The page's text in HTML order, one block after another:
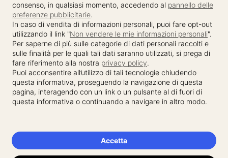
consenso, in qualsiasi momento, accedendo al pannello delle
preferenze pubblicitarie.
In caso di vendita di informazioni personali, puoi fare opt-out
utilizzando il link "Non vendere le mie informazioni personali".
Per saperne di più sulle categorie di dati personali raccolti e
sulle finalità per le quali tali dati saranno utilizzati, si prega di
fare riferimento alla nostra privacy policy.
Puoi acconsentire all’utilizzo di tali tecnologie chiudendo
questa informativa, proseguendo la navigazione di questa
pagina, interagendo con un link o un pulsante al di fuori di
questa informativa o continuando a navigare in altro modo.
Accetta